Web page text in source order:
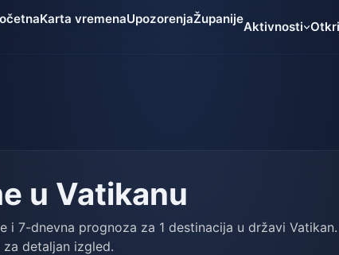
Karta vremenaUpozorenjaŽupanije
Aktivnosti
u Vatikanu
i 7-dnevna prognoza za 1 destinacija u državi Vatikan.
detaljan izgled.